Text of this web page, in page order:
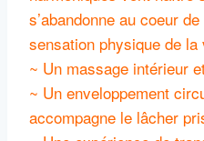
s’abandonne au coeur
sensation physique de la
~ Un massage intérieur
~ Un enveloppement
accompagne le lâcher